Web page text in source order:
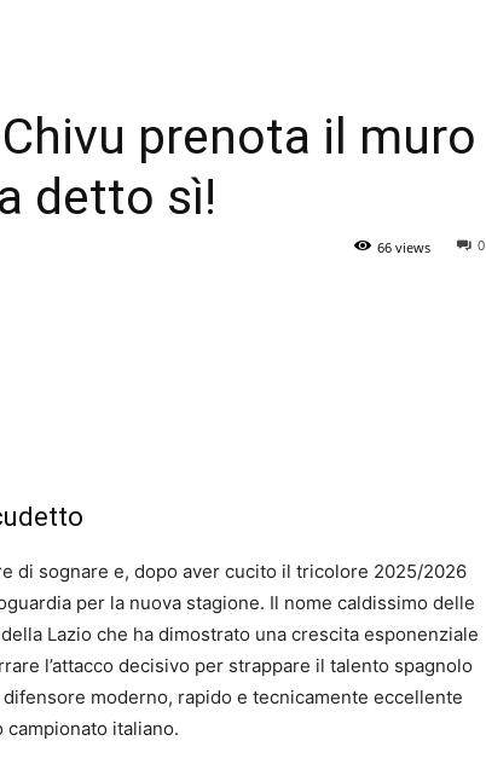
prenota il muro
detto sì!
0
66 views
di sognare e, dopo aver cucito il tricolore 2025/2026
per la nuova stagione. Il nome caldissimo delle
Lazio che ha dimostrato una crescita esponenziale
l’attacco decisivo per strappare il talento spagnolo
moderno, rapido e tecnicamente eccellente
campionato italiano.